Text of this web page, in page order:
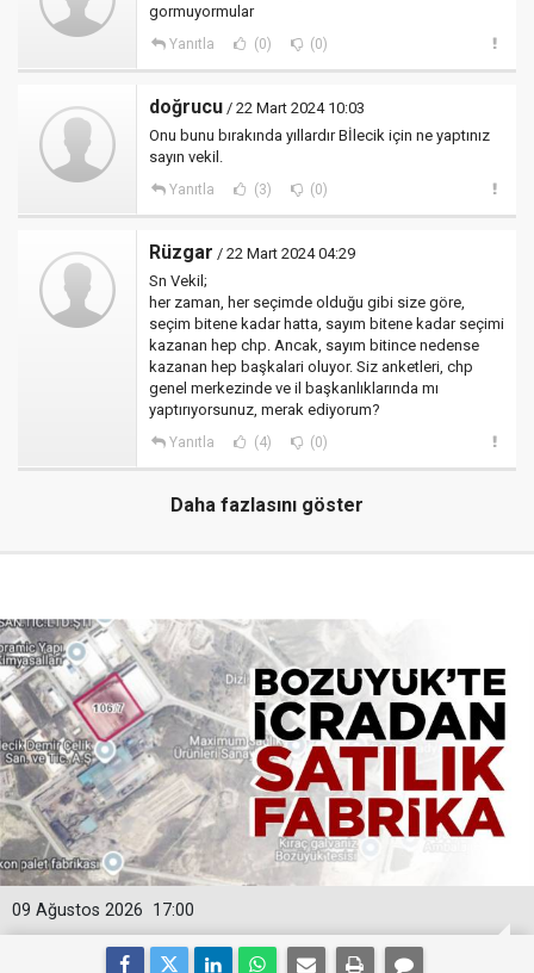
gormuyormular
Yanıtla (0) (0)
doğrucu / 22 Mart 2024 10:03
Onu bunu bırakında yıllardır Bİlecik için ne yaptınız
sayın vekil.
Yanıtla (3) (0)
Rüzgar / 22 Mart 2024 04:29
Sn Vekil;
her zaman, her seçimde olduğu gibi size göre,
seçim bitene kadar hatta, sayım bitene kadar seçimi
kazanan hep chp. Ancak, sayım bitince nedense
kazanan hep başkalari oluyor. Siz anketleri, chp
genel merkezinde ve il başkanlıklarında mı
yaptırıyorsunuz, merak ediyorum?
Yanıtla (4) (0)
Daha fazlasını göster
17:00
09 Ağustos 2026